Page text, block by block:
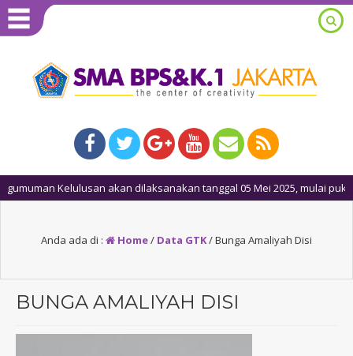
Kelulusan akan dilaksanakan tanggal 05 Mei 2025, mulai pukul
Anda ada di : Home/ Data GTK/Bunga Amaliyah Disi
BUNGA AMALIYAH DISI